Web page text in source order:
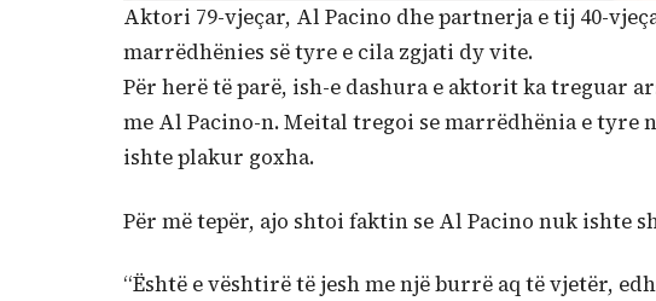
Aktori 79-vjeçar, Al Pacino dhe partnerja e tij 40-
marrëdhënies së tyre e cila zgjati dy vite.
Për herë të parë, ish-e dashura e aktorit ka treguar
me Al Pacino-n. Meital tregoi se marrëdhënia e tyre
ishte plakur goxha.
Për më tepër, ajo shtoi faktin se Al Pacino nuk ishte
“Është e vështirë të jesh me një burrë aq të vjetër,